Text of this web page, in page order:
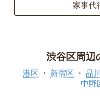
家事代
渋谷区周辺
港区 新宿区 品
中野